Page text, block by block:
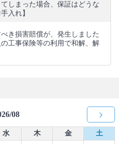
しまった場合、保証はどうな
入れ】
き損害賠償が、発生しました
工事保険等の利用で和解、解
08
水 木 金
土